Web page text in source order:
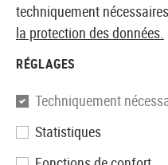
Accueil Accessoires
Beretta
Magazin Px4
12rds
techniquement
la protection des données.
RÉGLAGES
Techniquement
Statistiques